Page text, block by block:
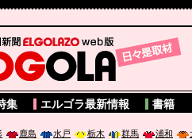
版 BLOGOLA
集 エルゴラ最新情報 書籍
鹿島 水戸 栃木 群馬 浦和